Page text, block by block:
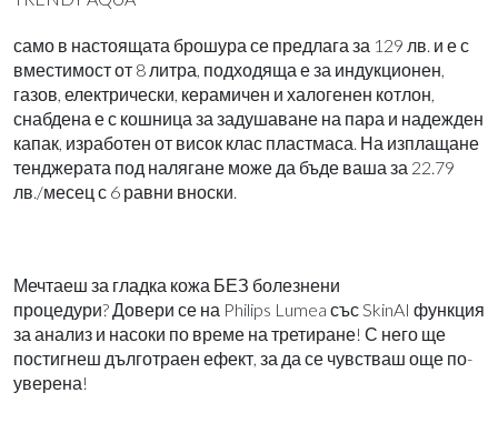
само в настоящата брошура се предлага за 129 лв. и е с
вместимост от 8 литра, подходяща е за индукционен,
газов, електрически, керамичен и халогенен котлон,
снабдена е с кошница за задушаване на пара и надежден
капак, изработен от висок клас пластмаса. На изплащане
тенджерата под налягане може да бъде ваша за 22.79
лв./месец с 6 равни вноски.
Мечтаеш за гладка кожа БЕЗ болезнени
процедури? Довери се на Philips Lumea със SkinAI функция
за анализ и насоки по време на третиране! С него ще
постигнеш дълготраен ефект, за да се чувстваш още по-
уверена!